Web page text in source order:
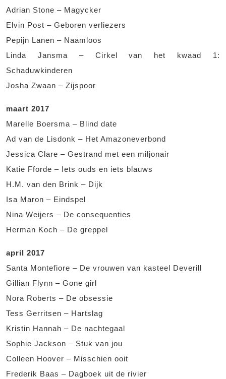
Adrian Stone – Magycker
Elvin Post – Geboren verliezers
Pepijn Lanen – Naamloos
Linda Jansma – Cirkel van het kwaad 1:
Schaduwkinderen
Josha Zwaan – Zijspoor
maart 2017
Marelle Boersma – Blind date
Ad van de Lisdonk – Het Amazoneverbond
Jessica Clare – Gestrand met een miljonair
Katie Fforde – Iets ouds en iets blauws
H.M. van den Brink – Dijk
Isa Maron – Eindspel
Nina Weijers – De consequenties
Herman Koch – De greppel
april 2017
Santa Montefiore – De vrouwen van kasteel Deverill
Gillian Flynn – Gone girl
Nora Roberts – De obsessie
Tess Gerritsen – Hartslag
Kristin Hannah – De nachtegaal
Sophie Jackson – Stuk van jou
Colleen Hoover – Misschien ooit
Frederik Baas – Dagboek uit de rivier